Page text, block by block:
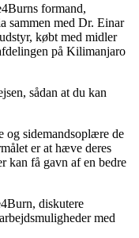
formand,
sammen med Dr. Einar
købt med midler
på Kilimanjaro
sådan at du kan
og sidemandsoplære de
er at hæve deres
kan få gavn af en bedre
diskutere
med